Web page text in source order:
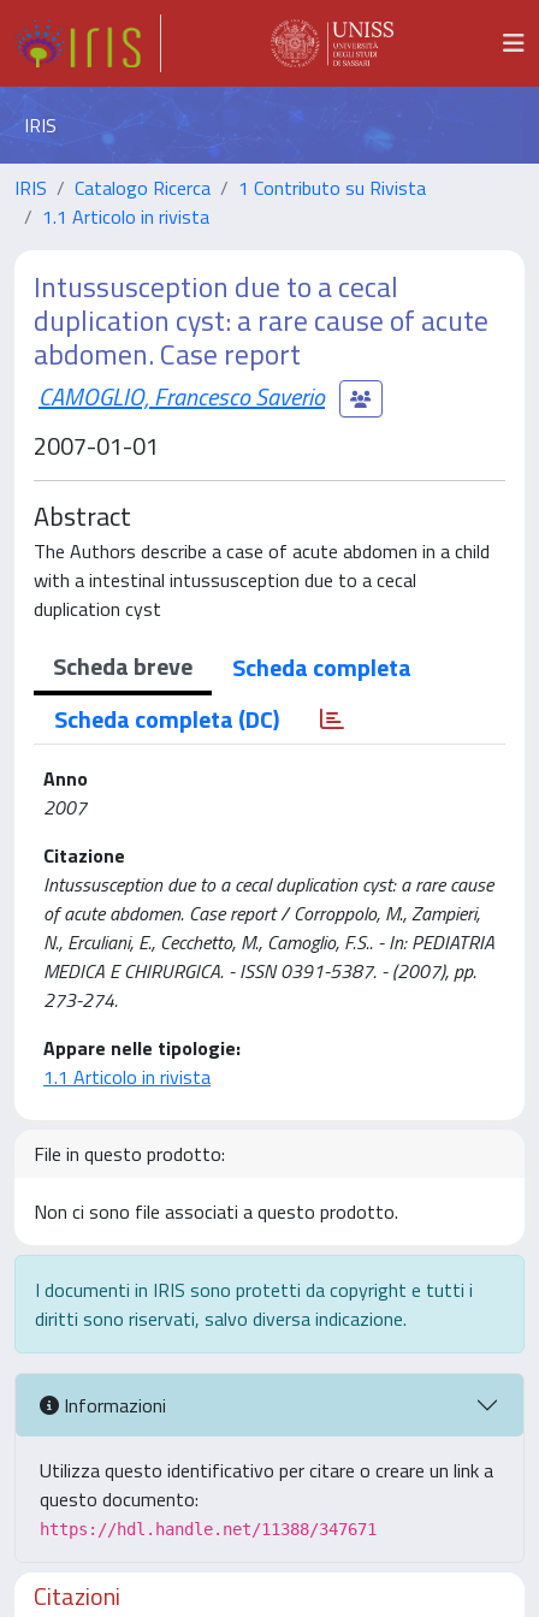
IRIS
IRIS Catalogo Ricerca
1 Contributo su Rivista
1.1 Articolo in rivista
Intussusception due to a cecal
duplication cyst: a rare cause of acute
abdomen. Case report
CAMOGLIO, Francesco Saverio
2007-01-01
Abstract
The Authors describe a case of acute abdomen in a child
with a intestinal intussusception due to a cecal
duplication cyst
Scheda breve
Scheda completa
Scheda completa (DC)
Anno
2007
Citazione
Intussusception due to a cecal duplication cyst: a rare cause
of acute abdomen. Case report / Corroppolo, M., Zampieri,
N., Erculiani, E., Cecchetto, M., Camoglio, F.S.. - In: PEDIATRIA
MEDICA E CHIRURGICA. - ISSN 0391-5387. - (2007), pp.
273-274.
Appare nelle tipologie:
1.1 Articolo in rivista
File in questo prodotto:
Non ci sono file associati a questo prodotto.
I documenti in IRIS sono protetti da copyright e tutti i
diritti sono riservati, salvo diversa indicazione.
Informazioni
Utilizza questo identificativo per citare o creare un link a
questo documento:
https://hdl.handle.net/11388/347671
Citazioni